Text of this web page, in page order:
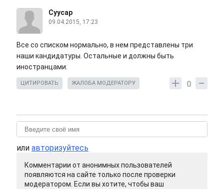
Суусар
09.04.2015, 17:23
Все со списком нормально, в нем представлены три
наши кандидатуры. Остальные и должны быть
иностранцами.
0
ЦИТИРОВАТЬ ЖАЛОБА МОДЕРАТОРУ
или авторизуйтесь
Комментарии от анонимных пользователей
появляются на сайте только после проверки
модератором. Если вы хотите, чтобы ваш